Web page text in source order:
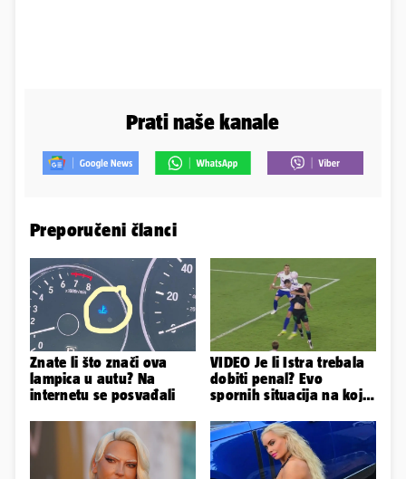
Prati naše kanale
Preporučeni članci
Znate li što znači ova
lampica u autu? Na
internetu se posvađali
VIDEO Je li Istra trebala
dobiti penal? Evo
spornih situacija na koje
Istre